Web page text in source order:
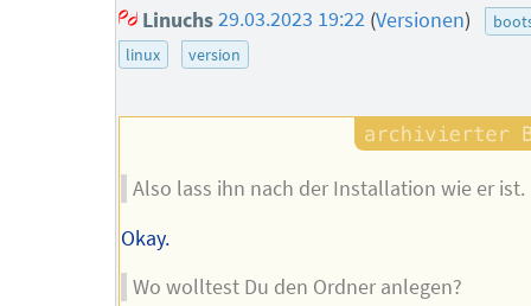
Linuchs 29.03.2023 19:22 (Versionen)
linux
version
Also lass ihn nach der Installation wie er ist.
Okay.
Wo wolltest Du den Ordner anlegen?